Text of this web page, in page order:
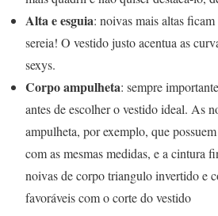
Alta e esguia: noivas mais altas
sereia! O vestido justo acentua as
sexys.
Corpo ampulheta: sempre
antes de escolher o vestido ideal. As
ampulheta, por exemplo, que
com as mesmas medidas, e a cintura
noivas de corpo triangulo invertido e
favoráveis com o corte do vestido